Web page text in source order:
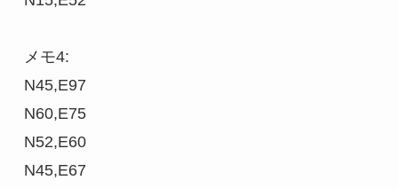
メモ4:
N45,E97
N60,E75
N52,E60
N45,E67